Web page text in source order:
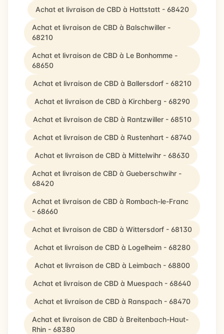
Achat et livraison de CBD à Hattstatt - 68420
Achat et livraison de CBD à Balschwiller -
68210
Achat et livraison de CBD à Le Bonhomme -
68650
Achat et livraison de CBD à Ballersdorf - 68210
Achat et livraison de CBD à Kirchberg - 68290
Achat et livraison de CBD à Rantzwiller - 68510
Achat et livraison de CBD à Rustenhart - 68740
Achat et livraison de CBD à Mittelwihr - 68630
Achat et livraison de CBD à Gueberschwihr -
68420
Achat et livraison de CBD à Rombach-le-Franc
- 68660
Achat et livraison de CBD à Wittersdorf - 68130
Achat et livraison de CBD à Logelheim - 68280
Achat et livraison de CBD à Leimbach - 68800
Achat et livraison de CBD à Muespach - 68640
Achat et livraison de CBD à Ranspach - 68470
Achat et livraison de CBD à Breitenbach-Haut-
Rhin - 68380